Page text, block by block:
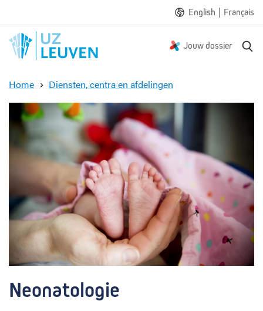
English | Français
Jouw dossier
Home Diensten, centra en afdelingen
e
n
a
l
o
g
i
e
Neonatologie